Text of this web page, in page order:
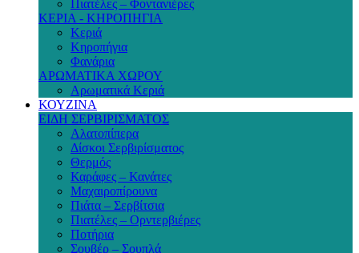
Πιατέλες – Φοντανιέρες
ΚΕΡΙΑ - ΚΗΡΟΠΗΓΙΑ
Κεριά
Κηροπήγια
Φανάρια
ΑΡΩΜΑΤΙΚΑ ΧΩΡΟΥ
Αρωματικά Κεριά
ΚΟΥΖΙΝΑ
ΕΙΔΗ ΣΕΡΒΙΡΙΣΜΑΤΟΣ
Αλατοπίπερα
Δίσκοι Σερβιρίσματος
Θερμός
Καράφες – Κανάτες
Μαχαιροπίρουνα
Πιάτα – Σερβίτσια
Πιατέλες – Ορντερβιέρες
Ποτήρια
Σουβέρ – Σουπλά